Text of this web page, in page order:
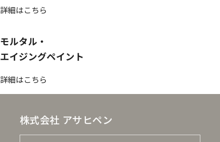
詳細はこちら
モルタル・
エイジングペイント
詳細はこちら
株式会社 アサヒペン